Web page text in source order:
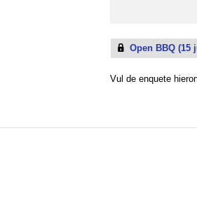
Open BBQ (15
Vul de enquete